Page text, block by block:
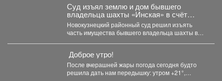
Суд изъял землю и дом бывшего
владельца шахты «Инская» в счёт
долга
Новокузнецкий районный суд решил изъять
часть имущества бывшего владельца шахты в
Доброе утро!
После вчерашней жары погода сегодня будто
решила дать нам передышку: утром +21°,